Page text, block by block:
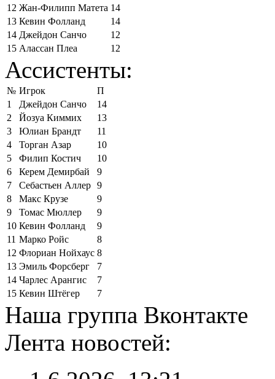
12 Жан-Филипп Матета 14
13 Кевин Фолланд
14
14 Джейдон Санчо
12
15 Алассан Плеа 12
Ассистенты:
№ Игрок
П
1
Джейдон Санчо
14
2
Йозуа Киммих
13
3
Юлиан Брандт
11
4
Торган Азар
10
5
Филип Костич
10
6
Керем Демирбай
9
7
Себастьен Аллер 9
8
Макс Крузе
9
9
Томас Мюллер
9
10 Кевин Фолланд
9
11 Марко Ройс
8
12 Флориан Нойхаус 8
13 Эмиль Форсберг
7
14 Чарлес Арангис
7
15 Кевин Штёгер 7
Наша группа Вконтакте
Лента новостей: